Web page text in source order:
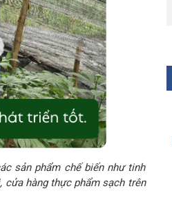
sản phẩm chế biến như tinh
cửa hàng thực phẩm sạch trên